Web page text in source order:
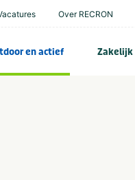
Over RECRON
en actief Zakelijk